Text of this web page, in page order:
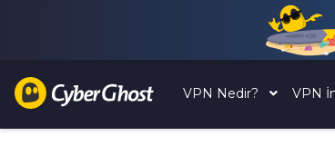
VPN Nedir? VPN